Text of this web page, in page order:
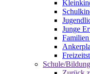
Junge
Schule/Bildung